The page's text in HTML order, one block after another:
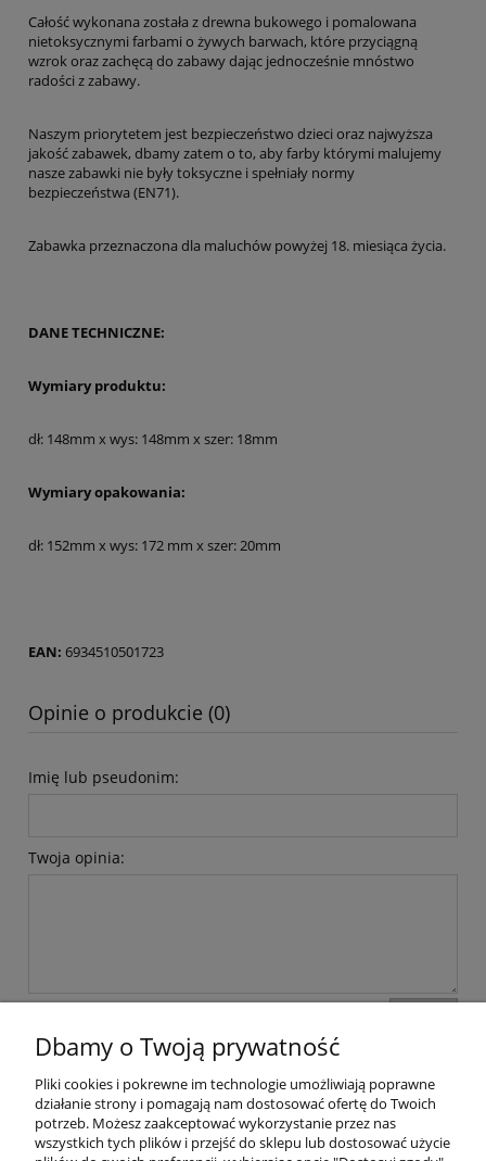
Całość wykonana została z drewna bukowego i pomalowana
nietoksycznymi farbami o żywych barwach, które przyciągną
wzrok oraz zachęcą do zabawy dając jednocześnie mnóstwo
radości z zabawy.
Naszym priorytetem jest bezpieczeństwo dzieci oraz najwyższa
jakość zabawek, dbamy zatem o to, aby farby którymi malujemy
nasze zabawki nie były toksyczne i spełniały normy
bezpieczeństwa (EN71).
Zabawka przeznaczona dla maluchów powyżej 18. miesiąca życia.
DANE TECHNICZNE:
Wymiary produktu:
dł: 148mm x wys: 148mm x szer: 18mm
Wymiary opakowania:
dł: 152mm x wys: 172 mm x szer: 20mm
EAN: 6934510501723
Opinie o produkcie (0)
Imię lub pseudonim:
Twoja opinia:
Pomoc
Dostawa
Dbamy o Twoją prywatność
Pliki cookies i pokrewne im technologie umożliwiają poprawne
działanie strony i pomagają nam dostosować ofertę do Twoich
potrzeb. Możesz zaakceptować wykorzystanie przez nas
wszystkich tych plików i przejść do sklepu lub dostosować użycie